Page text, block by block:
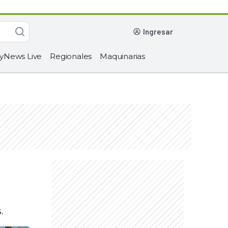
ingresar
Live Regionales Maquinarias